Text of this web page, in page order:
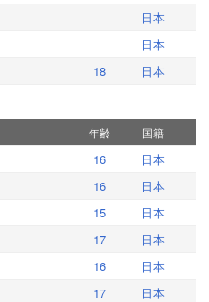
日本
日本
18 日本
年齢 国籍
16
日本
16
日本
15
日本
17
日本
16
日本
17
日本